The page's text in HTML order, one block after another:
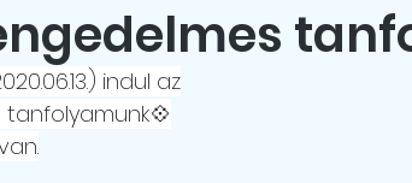
indul az